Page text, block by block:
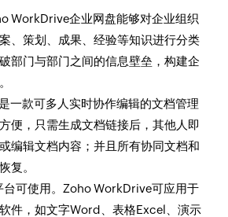
WorkDrive企业网盘能够对企业组织
、策划、成果、经验等知识进行分类
部门与部门之间的信息壁垒，构建企
款可多人实时协作编辑的文档管理
便，只需生成文档链接后，其他人即
编辑文档内容；并且所有协同文档和
复。
可使用。Zoho WorkDrive可应用于
件，如文字Word、表格Excel、演示